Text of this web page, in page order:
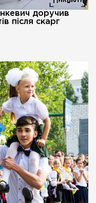
доручив
після скарг